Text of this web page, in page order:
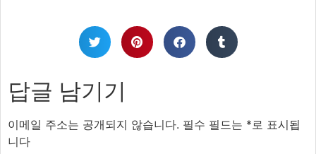
답글 남기기
이메일 주소는 공개되지 않습니다. 필수 필드는 *로 표시됩
니다